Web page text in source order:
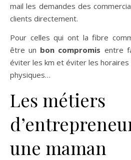
mail les demandes des
clients directement.
Pour celles qui ont la fibre
être un bon compromis entre
éviter les km et éviter les horaires
physiques…
Les métiers
une maman